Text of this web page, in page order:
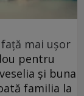
mai ușor
pentru
și buna
familia la